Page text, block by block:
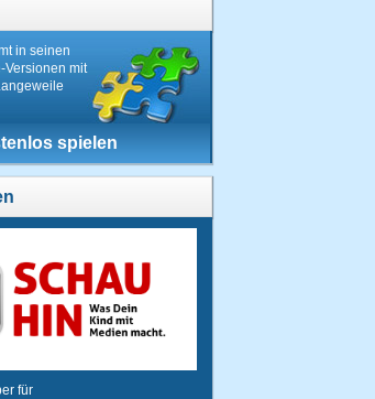
in seinen
Versionen mit
spielen
für